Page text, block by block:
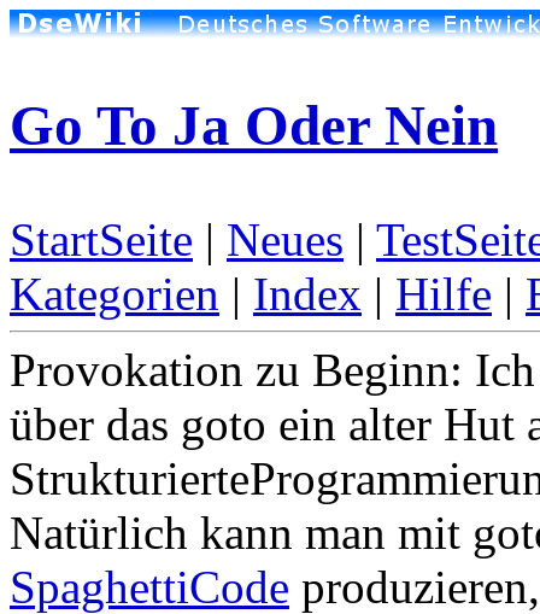
Go To Ja Oder Nein
StartSeite | Neues |
Kategorien | Index | Hilfe |
Provokation zu Beginn:
über das goto ein alter Hut
Natürlich kann man mit
SpaghettiCode